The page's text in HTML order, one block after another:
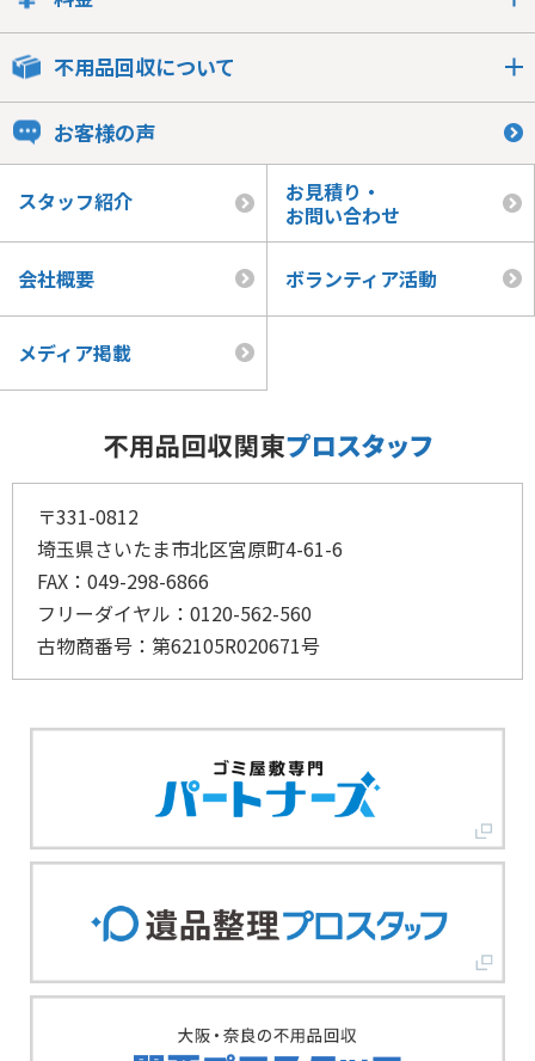
不用品回収について
お客様の声
スタッフ紹介
お見積り・
お問い合わせ
会社概要 ボランティア活動
メディア掲載
〒331-0812
埼玉県さいたま市北区宮原町4-61-6
FAX：049-298-6866
フリーダイヤル：0120-562-560
古物商番号：第62105R020671号